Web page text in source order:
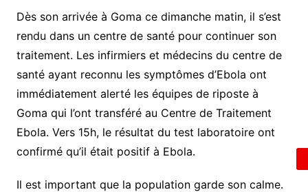
Dès son arrivée à Goma ce dimanche matin, il s’est
rendu dans un centre de santé pour continuer son
traitement. Les infirmiers et médecins du centre de
santé ayant reconnu les symptômes d’Ebola ont
immédiatement alerté les équipes de riposte à
Goma qui l’ont transféré au Centre de Traitement
Ebola. Vers 15h, le résultat du test laboratoire ont
confirmé qu’il était positif à Ebola.
Il est important que la population garde son calme.